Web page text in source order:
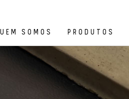
SOMOS PRODUTOS